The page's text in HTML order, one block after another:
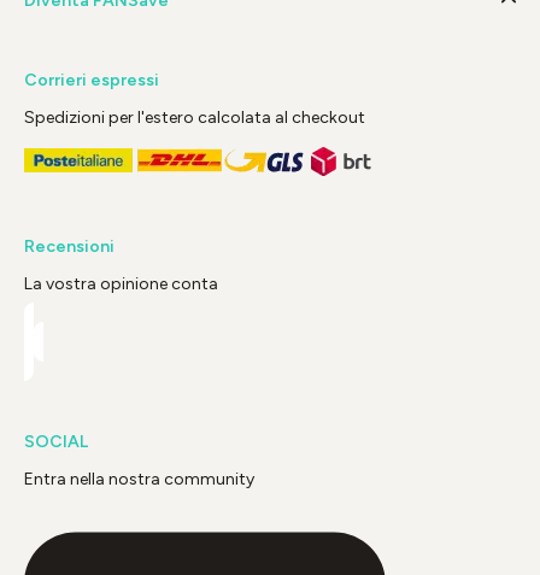
Corrieri espressi
Spedizioni per l'estero calcolata al checkout
Recensioni
La vostra opinione conta
SOCIAL
Entra nella nostra community